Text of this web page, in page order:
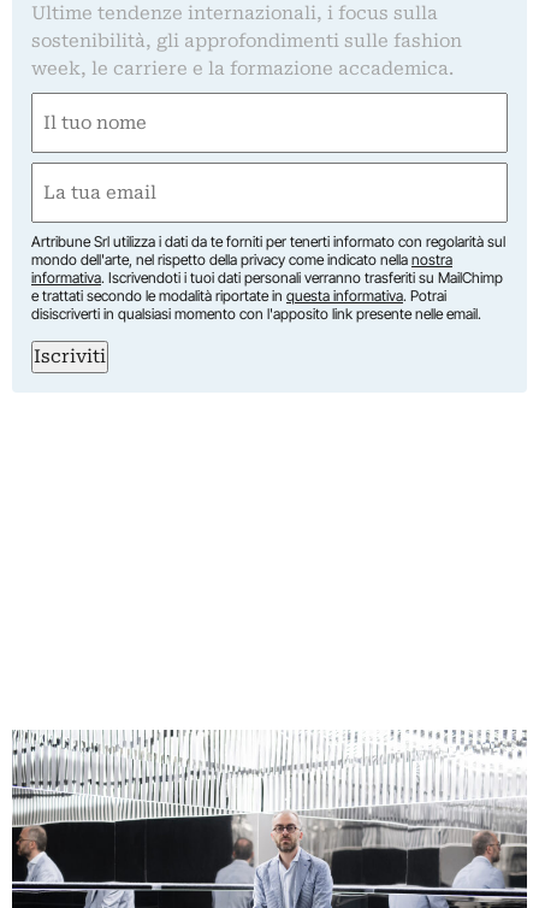
Ultime tendenze internazionali, i focus sulla
sostenibilità, gli approfondimenti sulle fashion
week, le carriere e la formazione accademica.
(Obbligatorio)
Nome
(Obbligatorio)
Artribune Srl utilizza i dati da te forniti per tenerti informato con regolarità sul
mondo dell'arte, nel rispetto della privacy come indicato nella nostra
informativa. Iscrivendoti i tuoi dati personali verranno trasferiti su MailChimp
e trattati secondo le modalità riportate in questa informativa. Potrai
disiscriverti in qualsiasi momento con l'apposito link presente nelle email.
Iscriviti